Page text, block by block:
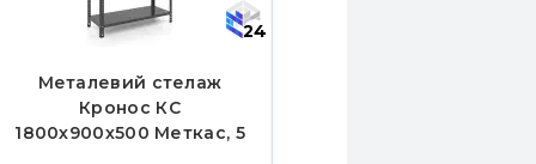
24
Металевий стелаж
Кронос КС
1800х900х500 Меткас, 5